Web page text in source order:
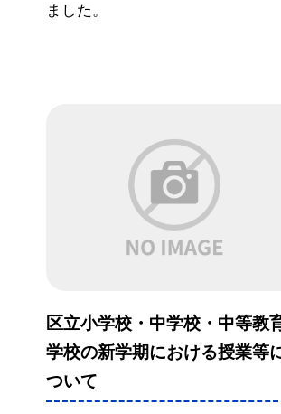
ました。
区立小学校・中学校・中等教
学校の新学期における授業等
ついて